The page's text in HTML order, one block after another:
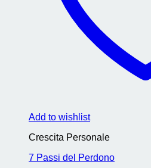
Add to wishlist
Crescita Personale
7 Passi del Perdono